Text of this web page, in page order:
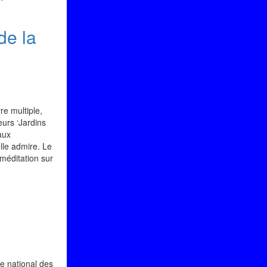
la
multiple,
‘Jardins
admire. Le
sur
national des